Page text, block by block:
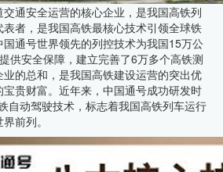
通安全运营的核心企业，是我国高铁列
者，是我国高铁最核心技术引领全球铁
通号世界领先的列控技术为我国15万公
供安全保障，建立完善了6万多个高铁测
的总和，是我国高铁建设运营的突出优
贵财富。近年来，中国通号成功研发时
自动驾驶技术，标志着我国高铁列车运行
前列。